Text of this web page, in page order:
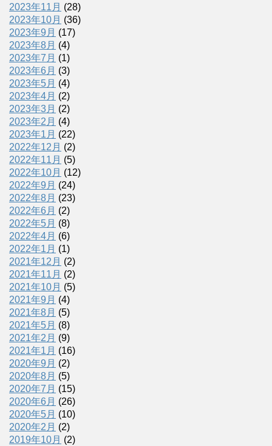
2023年11月 (28)
2023年10月 (36)
2023年9月 (17)
2023年8月 (4)
2023年7月 (1)
2023年6月 (3)
2023年5月 (4)
2023年4月 (2)
2023年3月 (2)
2023年2月 (4)
2023年1月 (22)
2022年12月 (2)
2022年11月 (5)
2022年10月 (12)
2022年9月 (24)
2022年8月 (23)
2022年6月 (2)
2022年5月 (8)
2022年4月 (6)
2022年1月 (1)
2021年12月 (2)
2021年11月 (2)
2021年10月 (5)
2021年9月 (4)
2021年8月 (5)
2021年5月 (8)
2021年2月 (9)
2021年1月 (16)
2020年9月 (2)
2020年8月 (5)
2020年7月 (15)
2020年6月 (26)
2020年5月 (10)
2020年2月 (2)
2019年10月 (2)